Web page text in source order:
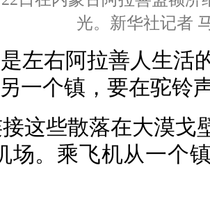
光。新华社记者
左右阿拉善人生活
一个镇，要在驼铃
这些散落在大漠戈
场。乘飞机从一个